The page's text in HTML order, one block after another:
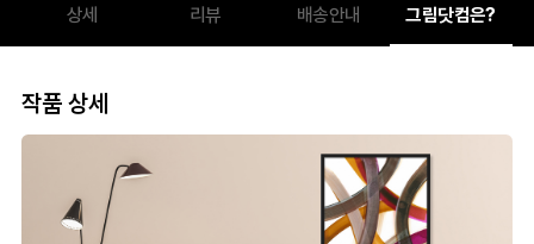
상세 리뷰 배송안내 그림닷컴은?
작품 상세